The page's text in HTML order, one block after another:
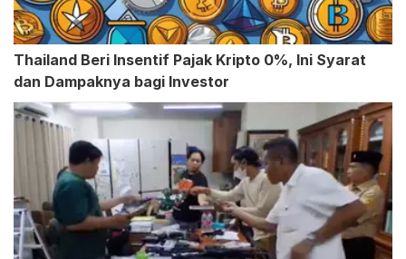
Thailand Beri Insentif Pajak Kripto 0%, Ini Syarat
dan Dampaknya bagi Investor